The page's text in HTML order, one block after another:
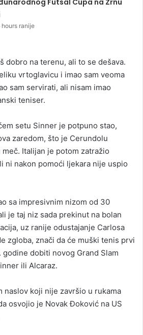
Futsal Cupa na Zrnu
hours ranije
dobro na terenu, ali to se dešava.
vrtoglavicu i imao sam veoma
sam servirati, ali nisam imao
teniser.
setu Sinner je potpuno stao,
zaredom, što je Cerundolu
Italijan je potom zatražio
ni nakon pomoći ljekara nije uspio
sa impresivnim nizom od 30
je taj niz sada prekinut na bolan
uz ranije odustajanje Carlosa
zgloba, znači da će muški tenis prvi
dobiti novog Grand Slam
ili Alcaraz.
naslov koji nije završio u rukama
osvojio je Novak Đoković na US